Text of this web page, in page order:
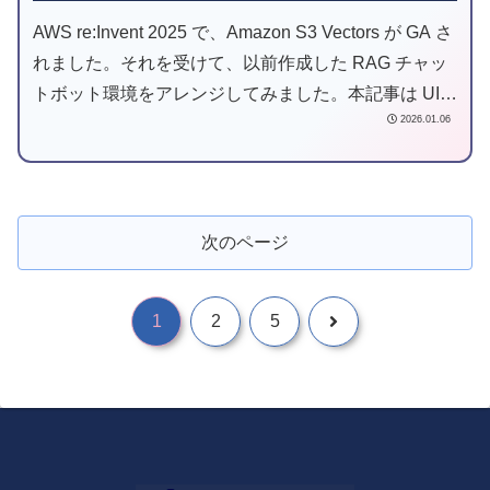
AWS re:Invent 2025 で、Amazon S3 Vectors が GA さ
れました。それを受けて、以前作成した RAG チャッ
トボット環境をアレンジしてみました。本記事は UI
2026.01.06
次のページ
1 2 5